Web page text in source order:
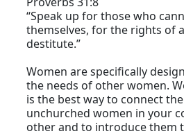
“Speak up for those who
themselves, for the rights of
destitute.”
Women are specifically
the needs of other women.
is the best way to connect
unchurched women in your
other and to introduce them